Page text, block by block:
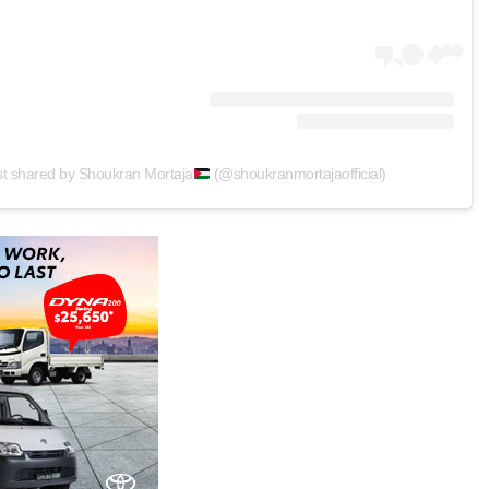
shared by Shoukran Mortaja (@shoukranmortajaofficial)